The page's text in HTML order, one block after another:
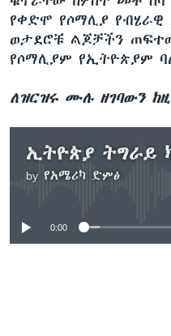
የቀድሞ የሶማሊያ የብሄራዊ
ወታደሮቹ ልጆቻችን
የሶማሊያም የኢትዮጵያም
ለዝርዝሩ ሙሉ ዘገባውን
by የአሜሪካ ድምፅ
No media
0:00